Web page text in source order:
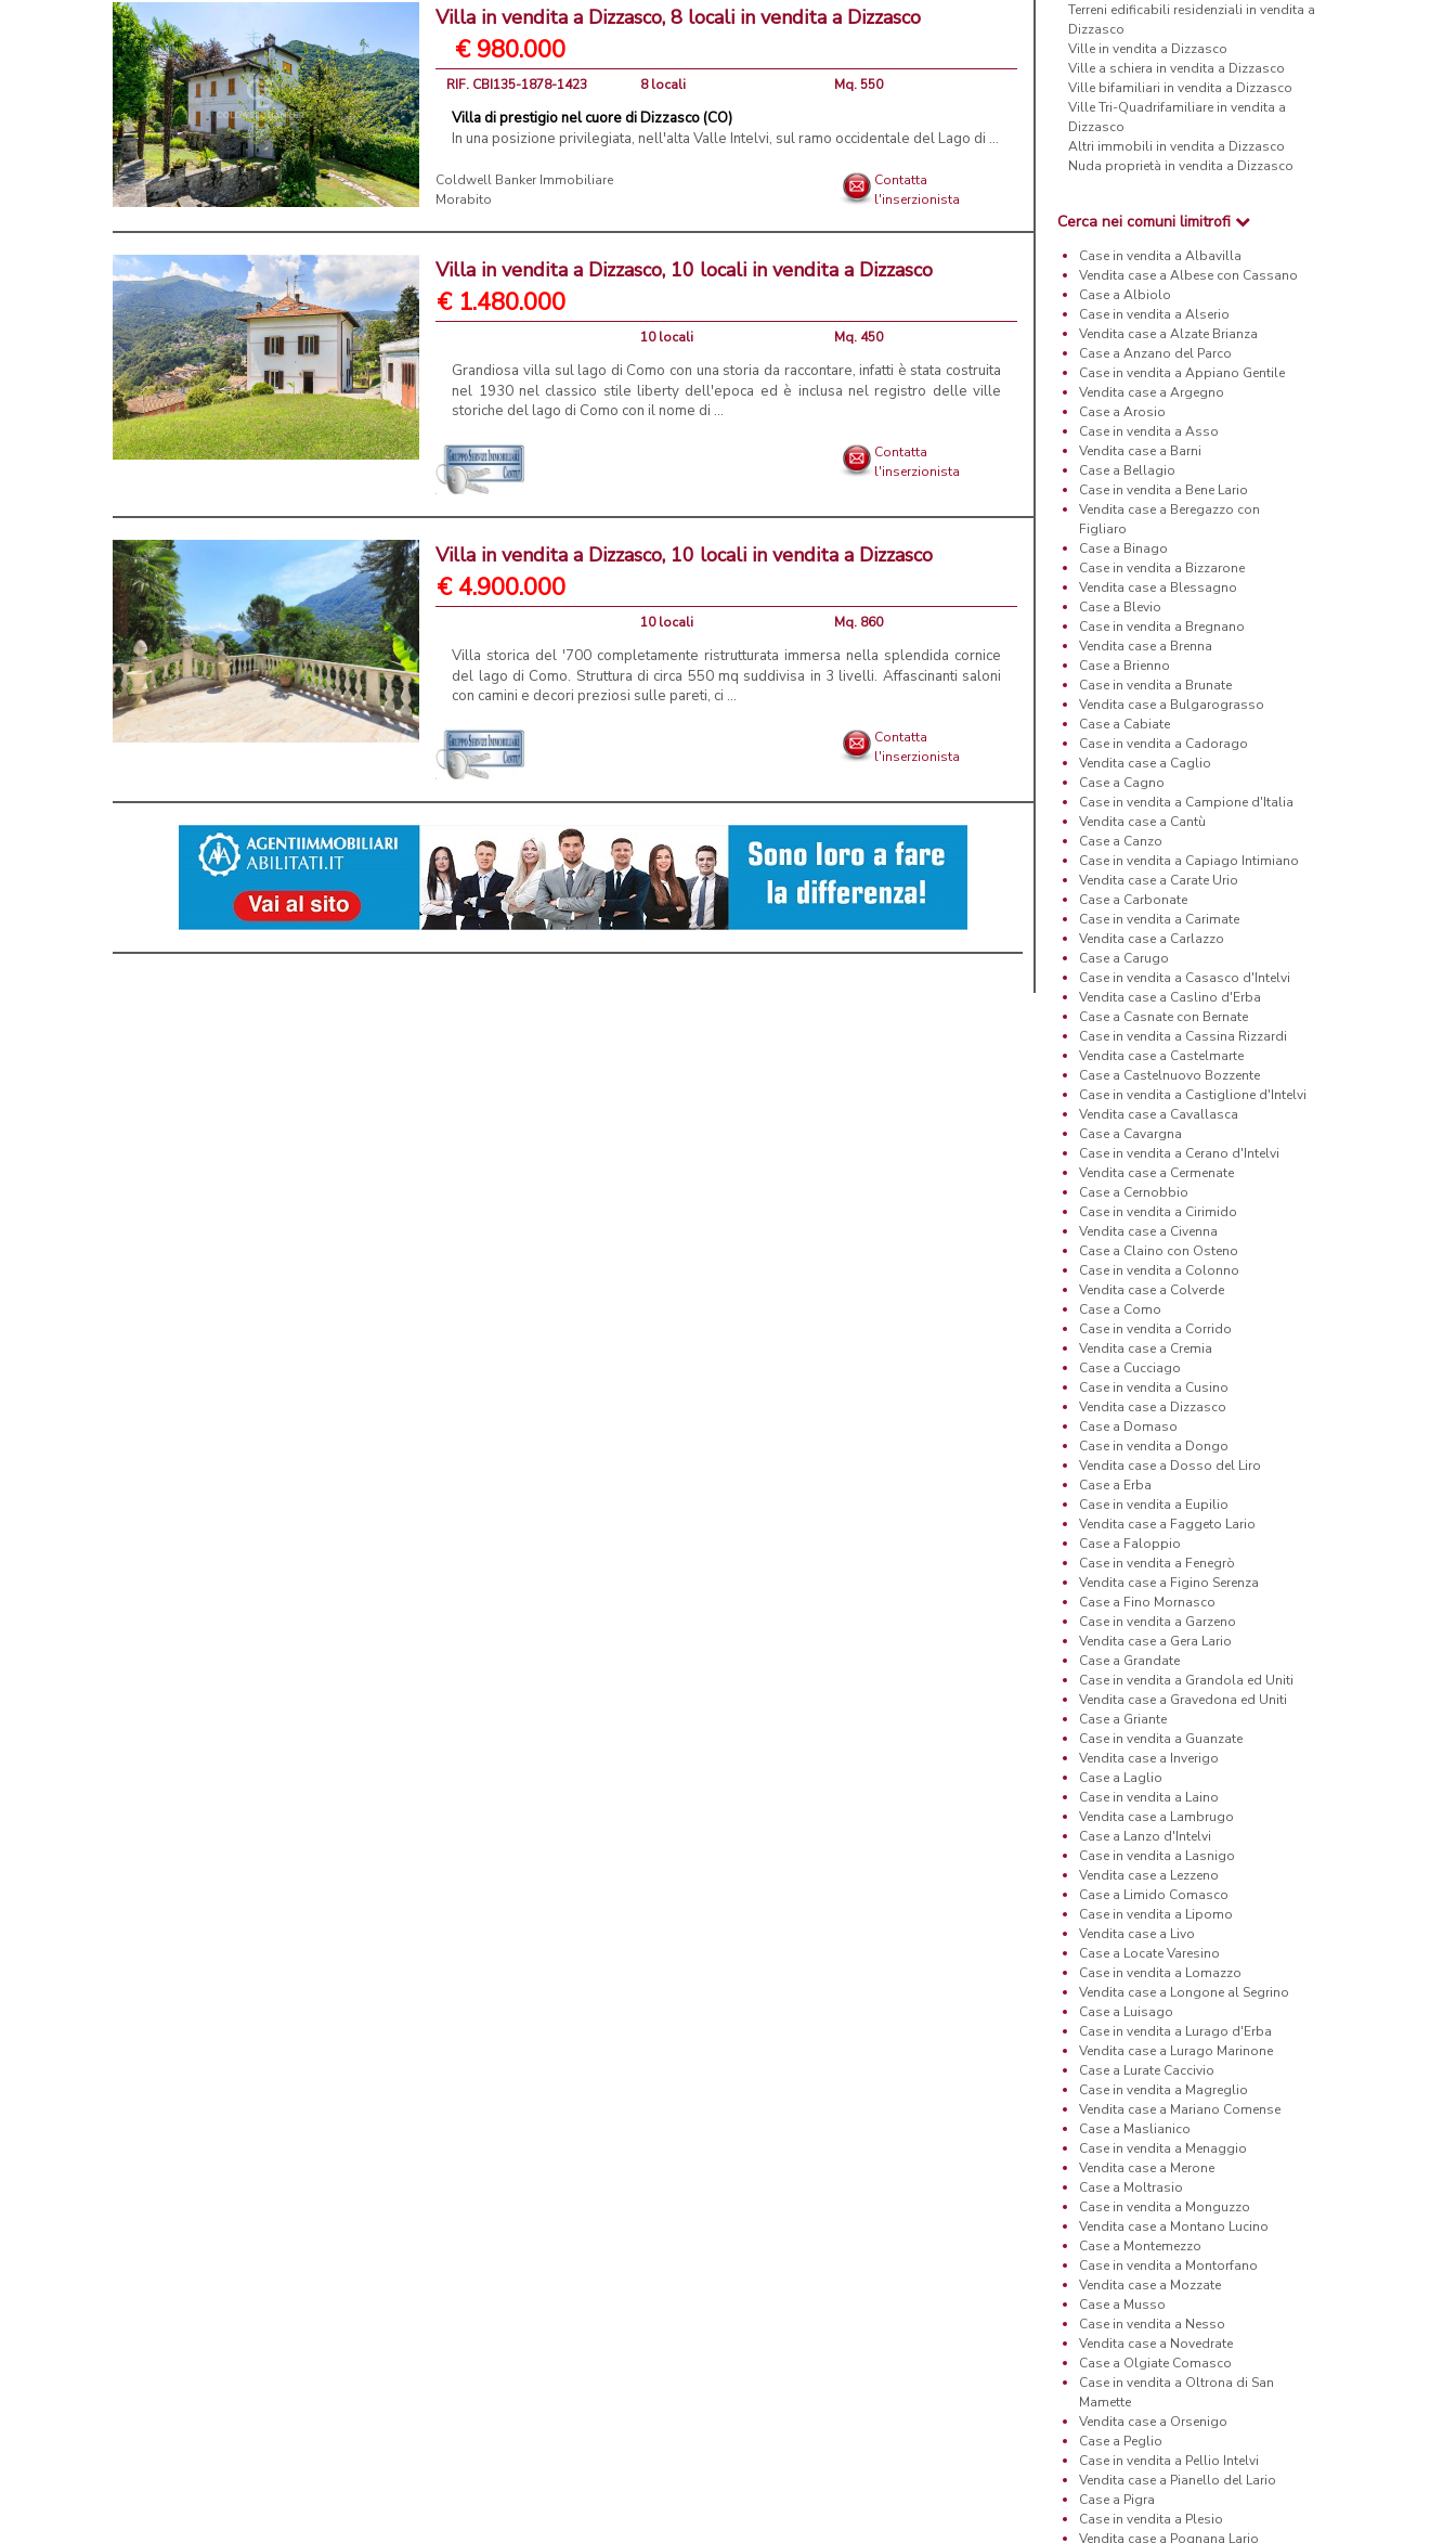
Villa in vendita a Dizzasco, 8 locali in vendita a Dizzasco
€ 980.000
RIF. CBI135-1878-1423 8 locali Mq. 550
Villa di prestigio nel cuore di Dizzasco (CO)
In una posizione privilegiata, nell'alta Valle Intelvi, sul ramo occidentale del Lago di ...
Coldwell Banker Immobiliare
Morabito
Contatta
l'inserzionista
Villa in vendita a Dizzasco, 10 locali in vendita a Dizzasco
€ 1.480.000
10 locali Mq. 450
Grandiosa villa sul lago di Como con una storia da raccontare, infatti è stata costruita
nel 1930 nel classico stile liberty dell'epoca ed è inclusa nel registro delle ville
storiche del lago di Como con il nome di ...
Contatta
l'inserzionista
Villa in vendita a Dizzasco, 10 locali in vendita a Dizzasco
€ 4.900.000
10 locali Mq. 860
Villa storica del '700 completamente ristrutturata immersa nella splendida cornice
del lago di Como. Struttura di circa 550 mq suddivisa in 3 livelli. Affascinanti saloni
con camini e decori preziosi sulle pareti, ci ...
Contatta
l'inserzionista
Terreni edificabili residenziali in vendita a
Dizzasco
Ville in vendita a Dizzasco
Ville a schiera in vendita a Dizzasco
Ville bifamiliari in vendita a Dizzasco
Ville Tri-Quadrifamiliare in vendita a
Dizzasco
Altri immobili in vendita a Dizzasco
Nuda proprietà in vendita a Dizzasco
Cerca nei comuni limitrofi
Case in vendita a Albavilla
Vendita case a Albese con Cassano
Case a Albiolo
Case in vendita a Alserio
Vendita case a Alzate Brianza
Case a Anzano del Parco
Case in vendita a Appiano Gentile
Vendita case a Argegno
Case a Arosio
Case in vendita a Asso
Vendita case a Barni
Case a Bellagio
Case in vendita a Bene Lario
Vendita case a Beregazzo con
Figliaro
Case a Binago
Case in vendita a Bizzarone
Vendita case a Blessagno
Case a Blevio
Case in vendita a Bregnano
Vendita case a Brenna
Case a Brienno
Case in vendita a Brunate
Vendita case a Bulgarograsso
Case a Cabiate
Case in vendita a Cadorago
Vendita case a Caglio
Case a Cagno
Case in vendita a Campione d'Italia
Vendita case a Cantù
Case a Canzo
Case in vendita a Capiago Intimiano
Vendita case a Carate Urio
Case a Carbonate
Case in vendita a Carimate
Vendita case a Carlazzo
Case a Carugo
Case in vendita a Casasco d'Intelvi
Vendita case a Caslino d'Erba
Case a Casnate con Bernate
Case in vendita a Cassina Rizzardi
Vendita case a Castelmarte
Case a Castelnuovo Bozzente
Case in vendita a Castiglione d'Intelvi
Vendita case a Cavallasca
Case a Cavargna
Case in vendita a Cerano d'Intelvi
Vendita case a Cermenate
Case a Cernobbio
Case in vendita a Cirimido
Vendita case a Civenna
Case a Claino con Osteno
Case in vendita a Colonno
Vendita case a Colverde
Case a Como
Case in vendita a Corrido
Vendita case a Cremia
Case a Cucciago
Case in vendita a Cusino
Vendita case a Dizzasco
Case a Domaso
Case in vendita a Dongo
Vendita case a Dosso del Liro
Case a Erba
Case in vendita a Eupilio
Vendita case a Faggeto Lario
Case a Faloppio
Case in vendita a Fenegrò
Vendita case a Figino Serenza
Case a Fino Mornasco
Case in vendita a Garzeno
Vendita case a Gera Lario
Case a Grandate
Case in vendita a Grandola ed Uniti
Vendita case a Gravedona ed Uniti
Case a Griante
Case in vendita a Guanzate
Vendita case a Inverigo
Case a Laglio
Case in vendita a Laino
Vendita case a Lambrugo
Case a Lanzo d'Intelvi
Case in vendita a Lasnigo
Vendita case a Lezzeno
Case a Limido Comasco
Case in vendita a Lipomo
Vendita case a Livo
Case a Locate Varesino
Case in vendita a Lomazzo
Vendita case a Longone al Segrino
Case a Luisago
Case in vendita a Lurago d'Erba
Vendita case a Lurago Marinone
Case a Lurate Caccivio
Case in vendita a Magreglio
Vendita case a Mariano Comense
Case a Maslianico
Case in vendita a Menaggio
Vendita case a Merone
Case a Moltrasio
Case in vendita a Monguzzo
Vendita case a Montano Lucino
Case a Montemezzo
Case in vendita a Montorfano
Vendita case a Mozzate
Case a Musso
Case in vendita a Nesso
Vendita case a Novedrate
Case a Olgiate Comasco
Case in vendita a Oltrona di San
Mamette
Vendita case a Orsenigo
Case a Peglio
Case in vendita a Pellio Intelvi
Vendita case a Pianello del Lario
Case a Pigra
Case in vendita a Plesio
Vendita case a Pognana Lario